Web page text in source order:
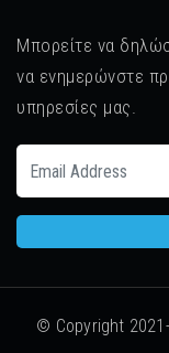
Μπορείτε να
να ενημερώνστε
υπηρεσίες μας.
© Copyright 2021-